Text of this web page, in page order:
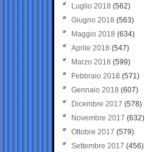
Luglio 2018 (562)
Giugno 2018 (563)
Maggio 2018 (634)
Aprile 2018 (547)
Marzo 2018 (599)
Febbraio 2018 (571)
Gennaio 2018 (607)
Dicembre 2017 (578)
Novembre 2017 (632)
Ottobre 2017 (579)
Settembre 2017 (456)